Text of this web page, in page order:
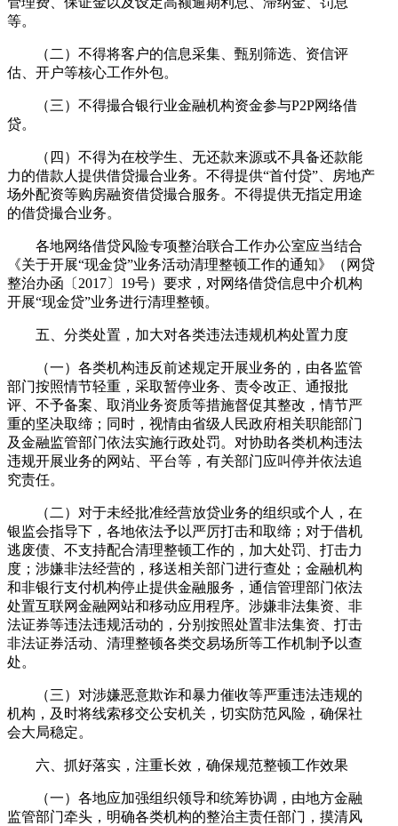
等。
（二）不得将客户的信息采集、甄别筛选、资信评
估、开户等核心工作外包。
（三）不得撮合银行业金融机构资金参与P2P网络借
贷。
（四）不得为在校学生、无还款来源或不具备还款能
力的借款人提供借贷撮合业务。不得提供“首付贷”、房地产
场外配资等购房融资借贷撮合服务。不得提供无指定用途
的借贷撮合业务。
各地网络借贷风险专项整治联合工作办公室应当结合
《关于开展“现金贷”业务活动清理整顿工作的通知》（网贷
整治办函〔2017〕19号）要求，对网络借贷信息中介机构
开展“现金贷”业务进行清理整顿。
五、分类处置，加大对各类违法违规机构处置力度
（一）各类机构违反前述规定开展业务的，由各监管
部门按照情节轻重，采取暂停业务、责令改正、通报批
评、不予备案、取消业务资质等措施督促其整改，情节严
重的坚决取缔；同时，视情由省级人民政府相关职能部门
及金融监管部门依法实施行政处罚。对协助各类机构违法
违规开展业务的网站、平台等，有关部门应叫停并依法追
究责任。
（二）对于未经批准经营放贷业务的组织或个人，在
银监会指导下，各地依法予以严厉打击和取缔；对于借机
逃废债、不支持配合清理整顿工作的，加大处罚、打击力
度；涉嫌非法经营的，移送相关部门进行查处；金融机构
和非银行支付机构停止提供金融服务，通信管理部门依法
处置互联网金融网站和移动应用程序。涉嫌非法集资、非
法证券等违法违规活动的，分别按照处置非法集资、打击
非法证券活动、清理整顿各类交易场所等工作机制予以查
处。
（三）对涉嫌恶意欺诈和暴力催收等严重违法违规的
机构，及时将线索移交公安机关，切实防范风险，确保社
会大局稳定。
六、抓好落实，注重长效，确保规范整顿工作效果
（一）各地应加强组织领导和统筹协调，由地方金融
监管部门牵头，明确各类机构的整治主责任部门，摸清风